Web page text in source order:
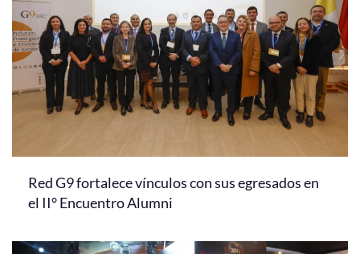
Red G9 fortalece vínculos con sus egresados en
el II° Encuentro Alumni